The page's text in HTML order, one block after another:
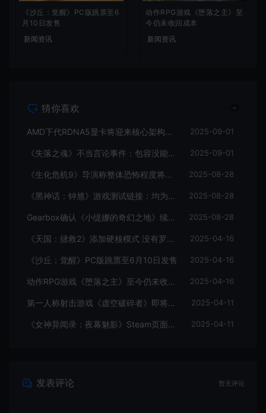
《沙丘：觉醒》PC版跳票至6
月10日发售
新闻资讯
动作RPG游戏《堕落之主》至
今仍未收回成本
新闻资讯
猜你喜欢
AMD下代RDNA5显卡将迎来核心架构大幅升级 2025-09-01
《失落之魂》不当言论事件：包容没能消解过激言论 2025-09-01
《生化危机9》导演称整体恐怖程度将进一步提升 2025-08-28
《黑神话：钟馗》游戏测试链接：均为骗子 2025-08-28
Gearbox确认《小缇娜的奇幻之地》续作正在开发中 2025-08-28
《天国：拯救2》添加硬核模式 没有罗盘和快速旅行 2025-04-16
《沙丘：觉醒》PC版跳票至6月10日发售 2025-04-16
动作RPG游戏《堕落之主》至今仍未收回成本 2025-04-16
第一人称射击游戏《虚空破碎者》即将多平台上线 2025-04-11
《女神异闻录：夜幕魅影》Steam页面上线 2025-04-11
发表评论 暂无评论